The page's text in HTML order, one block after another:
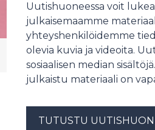
Uutishuoneessa voit
julkaisemaamme
yhteyshenkilöidemme
olevia kuvia ja videoita.
sosiaalisen median
julkaistu materiaali on
TUTUSTU